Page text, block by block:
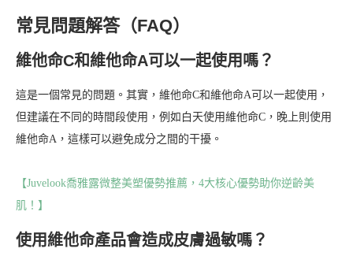
常見問題解答（FAQ）
維他命C和維他命A可以一起使用嗎？
這是一個常見的問題。其實，維他命C和維他命A可以一起使用，
但建議在不同的時間段使用，例如白天使用維他命C，晚上則使用
維他命A，這樣可以避免成分之間的干擾。
【Juvelook喬雅露微整美塑優勢推薦，4大核心優勢助你逆齡美
肌！】
使用維他命產品會造成皮膚過敏嗎？